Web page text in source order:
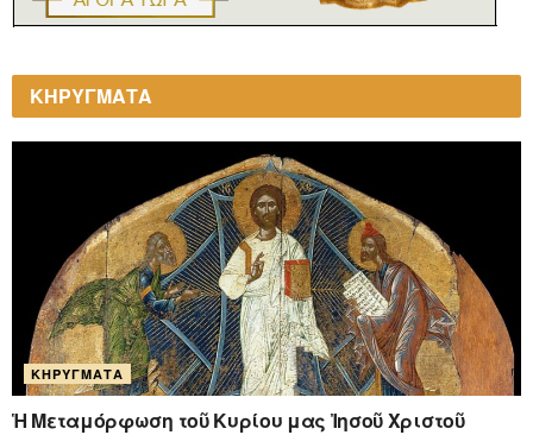
ΚΗΡΥΓΜΑΤΑ
ΚΗΡΎΓΜΑΤΑ
Ἡ Μεταμόρφωση τοῦ Κυρίου μας Ἰησοῦ Χριστοῦ